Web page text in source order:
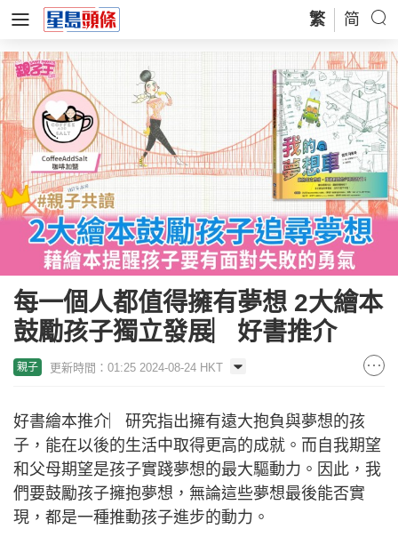
繁 简
每一個人都值得擁有夢想 2大繪本
鼓勵孩子獨立發展︳好書推介
親子 更新時間：01:25 2024-08-24 HKT
好書繪本推介︳研究指出擁有遠大抱負與夢想的孩
子，能在以後的生活中取得更高的成就。而自我期望
和父母期望是孩子實踐夢想的最大驅動力。因此，我
們要鼓勵孩子擁抱夢想，無論這些夢想最後能否實
現，都是一種推動孩子進步的動力。